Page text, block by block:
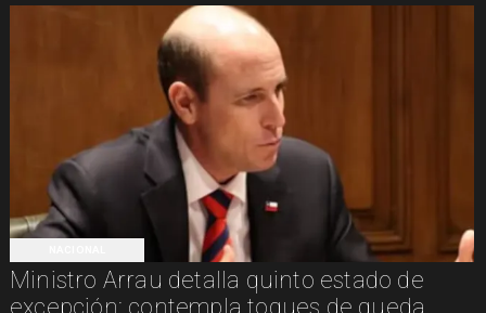
Ministro Arrau detalla quinto estado de
excepción: contempla toques de queda,